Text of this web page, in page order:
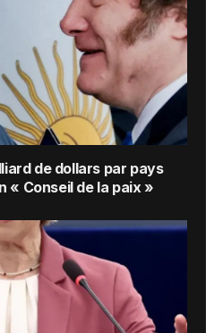
de dollars par pays
« Conseil de la paix »